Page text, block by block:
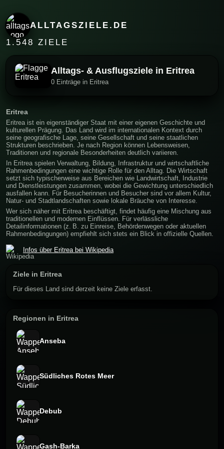
ALLTAGSZIELE.DE
1.548 ZIELE
Alltags- & Ausflugsziele in Eritrea
0 Einträge in Eritrea
Eritrea
Eritrea ist ein eigenständiger Staat mit einer eigenen Geschichte und
kulturellen Prägung. Das Land wird im internationalen Kontext durch
seine geografische Lage, seine Gesellschaft und seine staatlichen
Strukturen beschrieben. Je nach Region können Lebensweisen,
Traditionen und regionale Besonderheiten deutlich variieren.
In Eritrea spielen Verwaltung, Bildung, Infrastruktur und wirtschaftliche
Rahmenbedingungen eine wichtige Rolle für den Alltag. Die Wirtschaft
setzt sich typischerweise aus Bereichen wie Landwirtschaft, Industrie
und Dienstleistungen zusammen, wobei die Gewichtung unterschiedlich
ausfallen kann. Für Besucherinnen und Besucher sind vor allem Kultur,
Natur- und Stadtlandschaften sowie lokale Bräuche von Interesse.
Wer sich näher mit Eritrea beschäftigt, findet häufig eine Mischung aus
traditionellen und modernen Einflüssen. Für verlässliche
Detailinformationen (z. B. zu Einreise, Behördenwegen oder aktuellen
Rahmenbedingungen) empfiehlt sich stets ein Blick in offizielle Quellen.
Infos über Eritrea bei Wikipedia
Ziele in Eritrea
Für dieses Land sind derzeit keine Ziele erfasst.
Regionen in Eritrea
Anseba
Südliches Rotes Meer
Debub
Gash-Barka